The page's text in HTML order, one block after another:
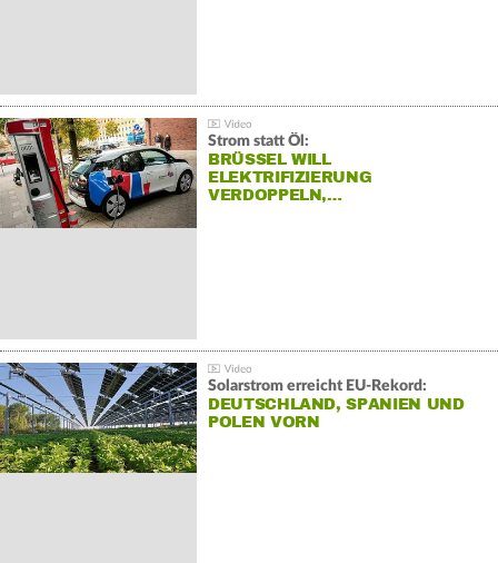
Strom statt Öl:
BRÜSSEL WILL
ELEKTRIFIZIERUNG
VERDOPPELN,…
Solarstrom erreicht EU-Rekord:
DEUTSCHLAND, SPANIEN UND
POLEN VORN